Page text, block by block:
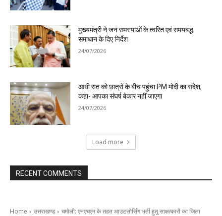
मुख्यमंत्री ने जन समस्याओं के त्वरित एवं समयबद्ध
समाधान के दिए निर्देश
24/07/2026
आधी रात को छात्रों के बीच पहुंचा PM मोदी का संदेश,
कहा- आपका संघर्ष बेकार नहीं जाएगा
24/07/2026
Load more
RECENT COMMENTS